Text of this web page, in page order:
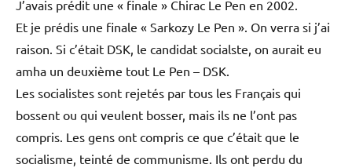
J’avais prédit une « finale » Chirac Le Pen en 2002.
Et je prédis une finale « Sarkozy Le Pen ». On verra si j’ai
raison. Si c’était DSK, le candidat socialste, on aurait eu
amha un deuxième tout Le Pen – DSK.
Les socialistes sont rejetés par tous les Français qui
bossent ou qui veulent bosser, mais ils ne l’ont pas
compris. Les gens ont compris ce que c’était que le
socialisme, teinté de communisme. Ils ont perdu du